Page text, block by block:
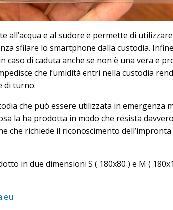
all’acqua e al sudore e permette di
sfilare lo smartphone dalla custodia.
caso di caduta anche se non è una vera e
che l’umidità entri nella custodia
di turno.
che può essere utilizzata in emergenza
la ha prodotta in modo che resista davvero
che richiede il riconoscimento
in due dimensioni S ( 180x80 ) e M (